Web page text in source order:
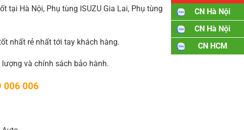
tại Hà Nội, Phụ tùng ISUZU Gia Lai, Phụ tùng
nhất rẻ nhất tới tay khách hàng.
và chính sách bảo hành.
006 006
CN Hà Nội
CN Hà Nội
CN HCM